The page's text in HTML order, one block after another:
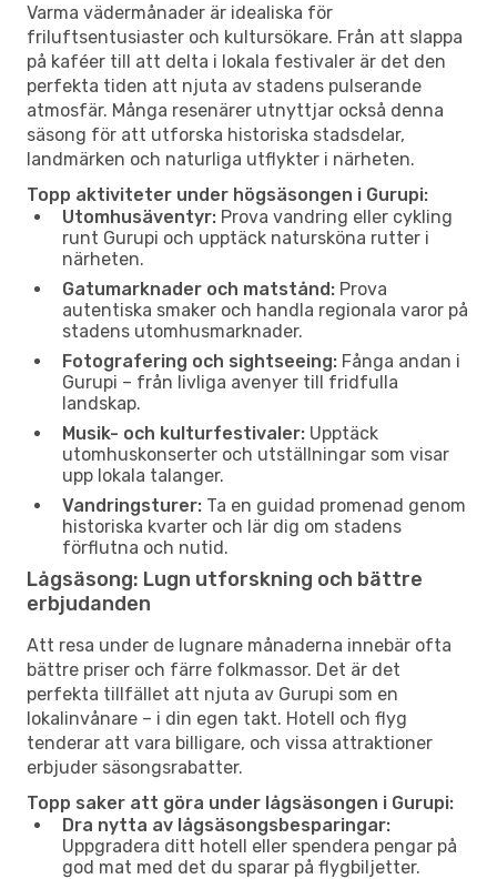
Varma vädermånader är idealiska för
friluftsentusiaster och kultursökare. Från att slappa
på kaféer till att delta i lokala festivaler är det den
perfekta tiden att njuta av stadens pulserande
atmosfär. Många resenärer utnyttjar också denna
säsong för att utforska historiska stadsdelar,
landmärken och naturliga utflykter i närheten.
Topp aktiviteter under högsäsongen i Gurupi:
Utomhusäventyr: Prova vandring eller cykling
runt Gurupi och upptäck natursköna rutter i
närheten.
Gatumarknader och matstånd: Prova
autentiska smaker och handla regionala varor på
stadens utomhusmarknader.
Fotografering och sightseeing: Fånga andan i
Gurupi – från livliga avenyer till fridfulla
landskap.
Musik- och kulturfestivaler: Upptäck
utomhuskonserter och utställningar som visar
upp lokala talanger.
Vandringsturer: Ta en guidad promenad genom
historiska kvarter och lär dig om stadens
förflutna och nutid.
Lågsäsong: Lugn utforskning och bättre
erbjudanden
Att resa under de lugnare månaderna innebär ofta
bättre priser och färre folkmassor. Det är det
perfekta tillfället att njuta av Gurupi som en
lokalinvånare – i din egen takt. Hotell och flyg
tenderar att vara billigare, och vissa attraktioner
erbjuder säsongsrabatter.
Topp saker att göra under lågsäsongen i Gurupi:
Dra nytta av lågsäsongsbesparingar:
Uppgradera ditt hotell eller spendera pengar på
god mat med det du sparar på flygbiljetter.